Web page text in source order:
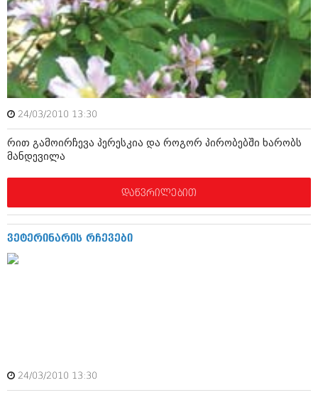
მარტი 2014 (413)
თებერვალი 2014 (318)
იანვარი 2014 (297)
დეკემბერი 2013 (365)
ნოემბერი 2013 (279)
ოქტომბერი 2013 (256)
სექტემბერი 2013 (368)
ივლისი 2013 (182)
ივნისი 2013 (212)
მაისი 2013 (259)
აპრილი 2013 (304)
თებერვალი 2013 (204)
დეკემბერი 2012 (98)
ოქტომბერი 2012 (350)
იანვარი 2012 (322)
24/03/2010 13:30
რით გამოირჩევა პერესკია და როგორ პირობებში ხარობს
მანდევილა
დაწვრილებით
ვეტერინარის რჩევები
24/03/2010 13:30